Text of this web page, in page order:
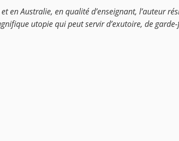
en Australie, en qualité d’enseignant, l’auteur
utopie qui peut servir d’exutoire, de